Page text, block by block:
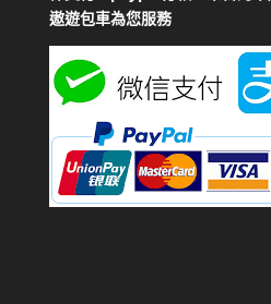
遨遊包車為您服務